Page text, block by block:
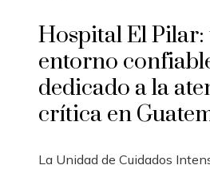
Hospital El Pilar:
entorno
dedicado a la
crítica en
La Unidad de Cuidados